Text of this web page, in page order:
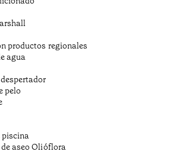
productos regionales
agua
pelo
piscina
aseo Olióflora